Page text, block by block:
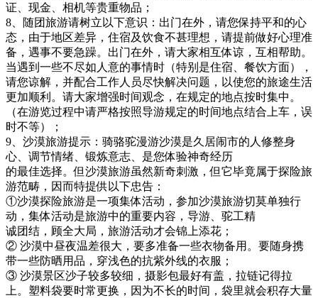
证、现金、相机等贵重物品；
8、随团旅游请树立以下意识：出门在外，请您保持平和的心
态，由于地区差异，住宿及饮食不甚理想，请提前做好心理准
备，遇事不要急躁。出门在外，请大家相互体谅，互相帮助。
当遇到一些不尽如人意的事情时（特别是住宿、餐饮方面），
请您谅解，并配合工作人员尽快解决问题，以使您的旅途生活
更加顺利。请大家增强时间观念，在规定的地点按时集中。
（在游览过程中请严格按照导游规定的时间地点结合上车，误
时不等）；
9、沙漠旅游提示：骑骆驼漫游沙漠是久居闹市的人修整身
心、调节情绪、锻炼意志、是您体验神奇经历
的最佳选择。但沙漠旅游虽然新奇刺激，但它毕竟属于探险旅
游范畴，因而特提供以下忠告：
①沙漠探险旅游是一项集体活动，参加沙漠旅游切莫单独行
动，集体活动是旅游中的重要内容，导游、驼工精
诚团结，顾全大局，旅游活动才会锦上添花；
② 沙漠中昼夜温差很大，要多准备一些衣物备用。要随身携
带一些防晒用品，穿浅色的抗紫外线的衣服；
③ 沙漠景区沙子较多较细，摄影包最好有盖，拉链记得拉
上。塑料袋要时常更换，因为不长的时间，袋里就会积存大量